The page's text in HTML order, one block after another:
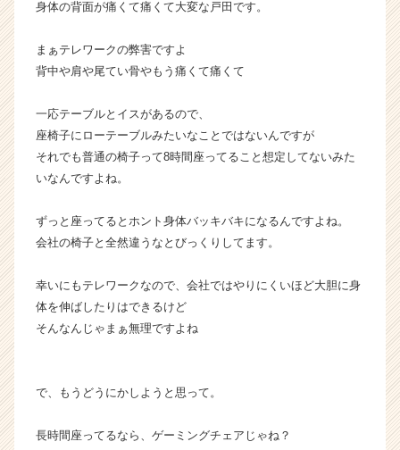
【株
式
社
こ
れ
タ
イ
ラ
イ
|
チ
ー・
身体の背面が痛くて痛くて大変な戸田です。
まぁテレワークの弊害ですよ
背中や肩や尾てい骨やもう痛くて痛くて
一応テーブルとイスがあるので、
座椅子にローテーブルみたいなことではないんですが
それでも普通の椅子って8時間座ってること想定してないみた
いなんですよね。
ずっと座ってるとホント身体バッキバキになるんですよね。
会社の椅子と全然違うなとびっくりしてます。
幸いにもテレワークなので、会社ではやりにくいほど大胆に身
体を伸ばしたりはできるけど
そんなんじゃまぁ無理ですよね
で、もうどうにかしようと思って。
長時間座ってるなら、ゲーミングチェアじゃね？